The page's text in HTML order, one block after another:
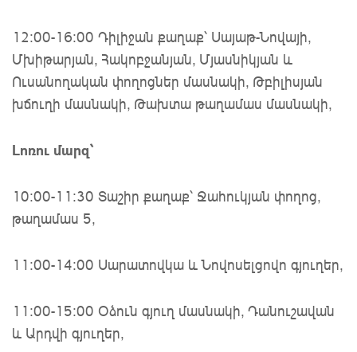
12։00-16։00 Դիլիջան քաղաք՝ Սայաթ-Նովայի,
Մխիթարյան, Հակոբջանյան, Մյասնիկյան և
Ուսանողական փողոցներ մասնակի, Թբիլիսյան
խճուղի մասնակի, Թախտա թաղամաս մասնակի,
Լոռու մարզ՝
10:00-11:30 Տաշիր քաղաք՝ Ջահուկյան փողոց,
թաղամաս 5,
11:00-14:00 Սարատովկա և Նովոսելցովո գյուղեր,
11:00-15:00 Օձուն գյուղ մասնակի, Դանուշավան
և Արդվի գյուղեր,